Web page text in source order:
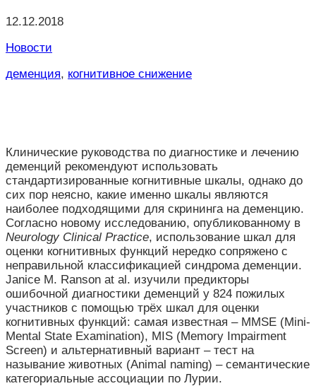
12.12.2018
Новости
деменция, когнитивное снижение
Клинические руководства по диагностике и лечению
деменций рекомендуют использовать
стандартизированные когнитивные шкалы, однако до
сих пор неясно, какие именно шкалы являются
наиболее подходящими для скрининга на деменцию.
Согласно новому исследованию, опубликованному в
Neurology Clinical Practice, использование шкал для
оценки когнитивных функций нередко сопряжено с
неправильной классификацией синдрома деменции.
Janice M. Ranson at al. изучили предикторы
ошибочной диагностики деменций у 824 пожилых
участников с помощью трёх шкал для оценки
когнитивных функций: самая известная – MMSE (Mini-
Mental State Examination), MIS (Memory Impairment
Screen) и альтернативный вариант – тест на
называние животных (Animal naming) – семантические
категориальные ассоциации по Лурии.